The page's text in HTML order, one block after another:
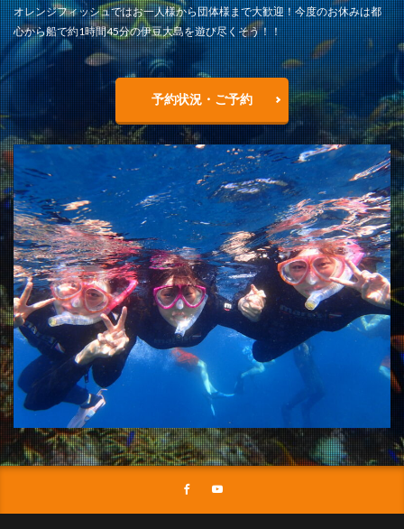
オレンジフィッシュではお一人様から団体様まで大歓迎！今度のお休みは都
心から船で約1時間45分の伊豆大島を遊び尽くそう！！
予約状況・ご予約